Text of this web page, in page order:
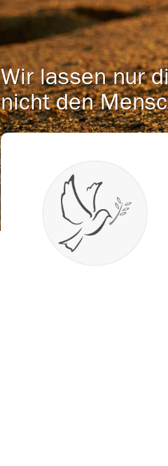
Wir lassen nur
nicht den